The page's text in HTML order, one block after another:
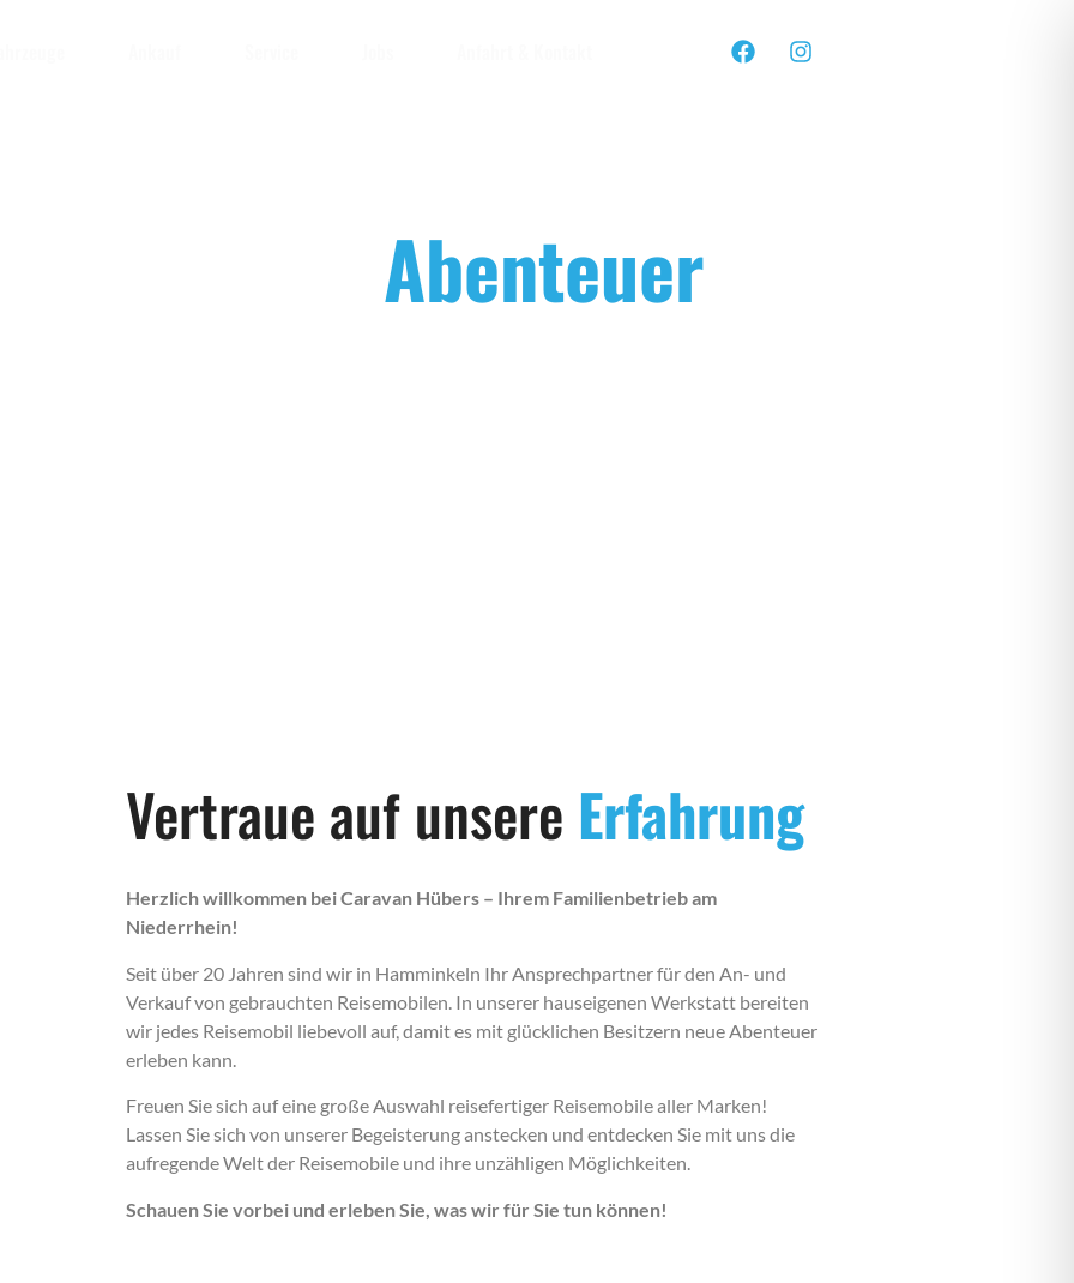
Abenteuer
Vertraue auf unsere Erfahrung
Herzlich willkommen bei Caravan Hübers – Ihrem Familienbetrieb am
Niederrhein!
Seit über 20 Jahren sind wir in Hamminkeln Ihr Ansprechpartner für den An- und
Verkauf von gebrauchten Reisemobilen. In unserer hauseigenen Werkstatt bereiten
wir jedes Reisemobil liebevoll auf, damit es mit glücklichen Besitzern neue Abenteuer
erleben kann.
Freuen Sie sich auf eine große Auswahl reisefertiger Reisemobile aller Marken!
Lassen Sie sich von unserer Begeisterung anstecken und entdecken Sie mit uns die
aufregende Welt der Reisemobile und ihre unzähligen Möglichkeiten.
Schauen Sie vorbei und erleben Sie, was wir für Sie tun können!